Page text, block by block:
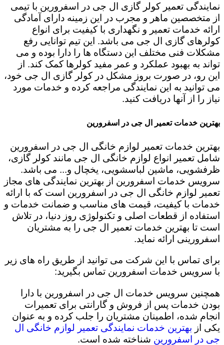
نمایندگی تعمیر کولر گازی ال جی در اسفرورین با تیمی
از متخصصین ماهر و مجرب در این زمینه دارای آمادگی
ارائه خدمات تعمیر و نگهداری با کیفیت برای انواع
کولرهای گازی ال جی می باشد. این تیم توانایی رفع
مشکلات فنی مختلف این دستگاه ها را دارا بوده و می
تواند به بهبود عملکرد و عمر مفید کولرها کمک کند. از
این رو، در صورت بروز مشکل در کولر گازی ال جی خود،
می توانید به این نمایندگی مراجعه کرده و خدمات مورد
نیاز را از آنها دریافت کنید.
بهترین خدمات تعمیر ال جی در اسفرورین
بهترین خدمات تعمیر لوازم خانگی ال جی در اسفرورین
شامل تعمیر انواع لوازم خانگی ال جی مانند کولر گازی،
ظرفشویی، ماشین لباسشویی، یخچال و... می باشد.
سرویس خدمات اسفرورین از بهترین نمایندگی های مجاز
تعمیر لوازم خانگی ال جی در اسفرورین است که با ارائه
خدمات با کیفیت، قیمت های مناسب و ضمانت خدمات و
استفاده از قطعات اصلی و تکنولوژی روز دنیا، در تلاش
است تا بهترین خدمات تعمیر ال جی را به مشتریان
اسفرورینی ارائه نماید.
برای تماس با این شرکت می توانید از طریق راه های زیر
با سرویس خدمات اسفرورین تماس بگیرید:
همچنین سرویس خدمات ال جی در اسفرورین با دارا
بودن خدمات پس از فروش و گارانتی برای تعمیرات
انجام شده، اطمینان مشتریان را جلب کرده و به عنوان
یکی از بهترین خدمات نمایندگی تعمیر لوازم خانگی ال
جی در اسفرورین شناخته شده است.